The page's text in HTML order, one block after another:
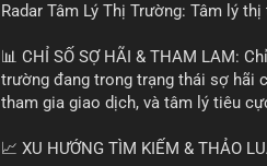
Radar Tâm Lý Thị Trường: Tâm lý
📊 CHỈ SỐ SỢ HÃI & THAM LAM:
trường đang trong trạng thái sợ hãi
tham gia giao dịch, và tâm lý tiêu
📈 XU HƯỚNG TÌM KIẾM & THẢO